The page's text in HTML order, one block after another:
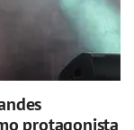
protagonista